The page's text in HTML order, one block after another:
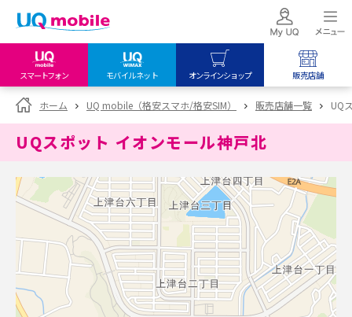
スマートフォン モバイルネット オンラインショップ 販売店舗
my UQ WiMAX
UQ WiMAX ご契約の方
My UQ mobile
UQ mobile
データチャージサイト
UQ mobile
オンラインショップ
UQ WiMAX
UQ mobile
販売店舗
UQ WiMAX
ホーム UQ mobile（格安スマホ/格安SIM） 販売店舗一覧 UQ
UQスポット イオンモール神戸北